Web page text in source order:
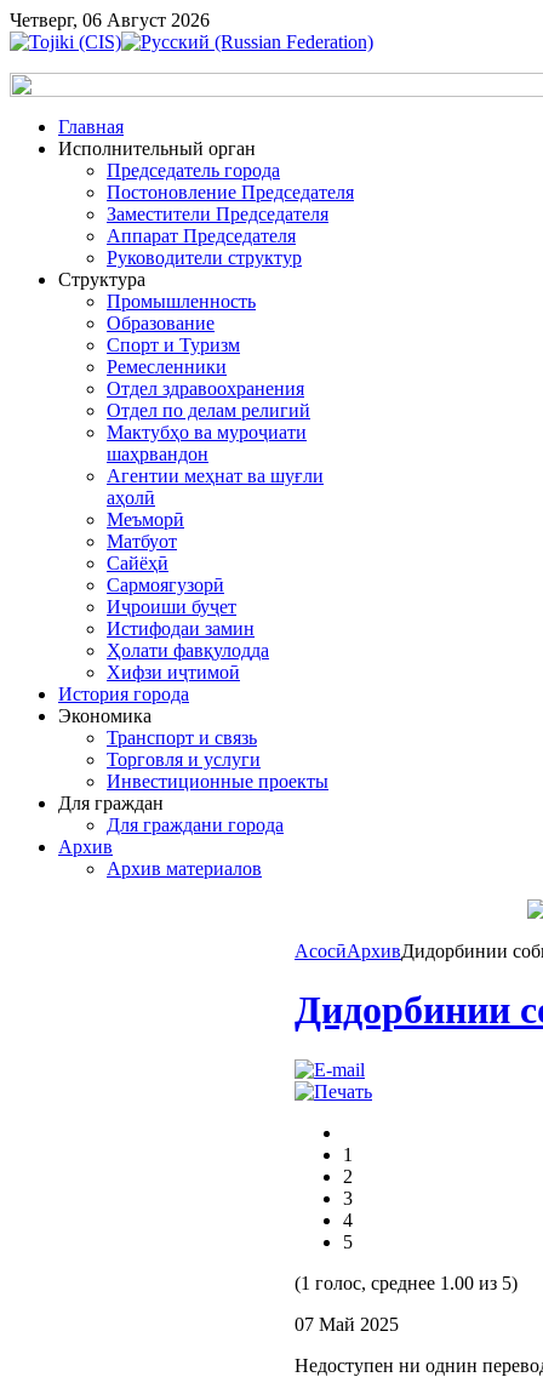
Четверг, 06 Август 2026
Главная
Исполнительный орган
Председатель города
Постоновление Председателя
Заместители Председателя
Аппарат Председателя
Руководители структур
Структура
Промышленность
Образование
Спорт и Туризм
Ремесленники
Отдел здравоохранения
Отдел по делам религий
Мактубҳо ва муроҷиати
шаҳрвандон
Агентии меҳнат ва шуғли
аҳолӣ
Меъморӣ
Матбуот
Сайёҳӣ
Сармоягузорӣ
Иҷроиши буҷет
Истифодаи замин
Ҳолати фавқулодда
Хифзи иҷтимоӣ
История города
Экономика
Транспорт и связь
Торговля и услуги
Инвестиционные проекты
Для граждан
Для граждани города
Архив
Архив материалов
АсосӣАрхивДидорбинии
Дидорбинии
1
2
3
4
5
(1 голос, среднее 1.00 из 5)
07 Май 2025
Недоступен ни однин